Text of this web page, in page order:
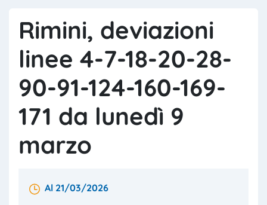
Rimini, deviazioni
linee 4-7-18-20-28-
90-91-124-160-169-
171 da lunedì 9
marzo
Al 21/03/2026